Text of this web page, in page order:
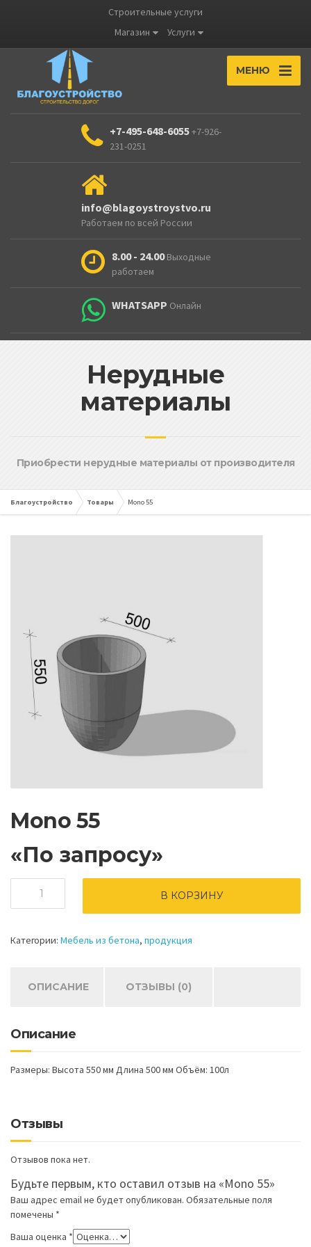
Строительные услуги
Магазин
Услуги
МЕНЮ
+7-495-648-6055+7-926-
231-0251
info@blagoystroystvo.ru
Работаем по всей России
8.00 - 24.00 Выходные
работаем
WHATSAPP Онлайн
Нерудные
материалы
Приобрести нерудные материалы от производителя
Благоустройство Товары Mono 55
Mono 55
«По запросу»
товара
В КОРЗИНУ
Категории: Мебель из бетона, продукция
ОПИСАНИЕ ОТЗЫВЫ (0)
Описание
Размеры: Высота 550 мм Длина 500 мм Объём: 100л
Отзывы
Отзывов пока нет.
Будьте первым, кто оставил отзыв на «Mono 55»
Ваш адрес email не будет опубликован. Обязательные поля
помечены *
Ваша оценка *